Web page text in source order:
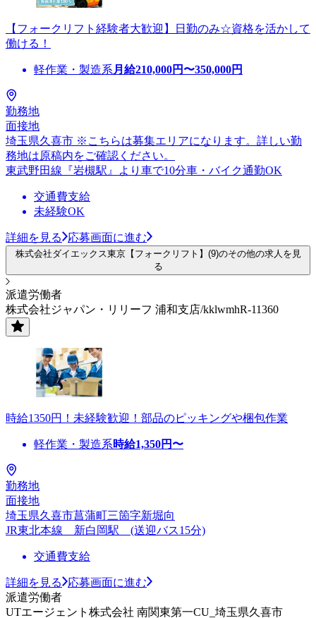
【フォークリフト経験者大歓迎】日勤のみ☆資格を活かして
働ける！
軽作業・製造系 月給210,000円〜350,000円
勤務地
面接地
埼玉県久喜市 ※こちらは募集エリアになります。詳しい勤
務地は原稿内をご確認ください。
東武野田線『岩槻駅』より車で10分車・バイク通勤OK
交通費支給
未経験OK
詳細を見る 応募画面に進む
株式会社ダイエックス東京【フォークリフト】(9)のその他の求人を見
る
派遣労働者
株式会社ジャパン・リリーフ 浦和支店/kklwmhR-11360
時給1350円！未経験歓迎！部品のピッキングや梱包作業
軽作業・製造系時給1,350円〜
勤務地
面接地
埼玉県久喜市菖蒲町三箇字新堀向
JR東北本線 新白岡駅 (送迎バス15分)
交通費支給
詳細を見る
応募画面に進む
派遣労働者
UTエージェント株式会社 南関東第一CU_埼玉県久喜市